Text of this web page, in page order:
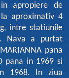
apropiere de
aproximativ 4
intre statiunile
Nava a purtat
pana
pana in 1969 si
1968. In ziua